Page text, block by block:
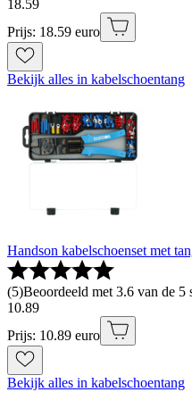
18.59
Prijs: 18.59 euro
Bekijk alles in kabelschoentang
Handson kabelschoenset met
(5)Beoordeeld met 3.6 van de 5
10.89
Prijs: 10.89 euro
Bekijk alles in kabelschoentang